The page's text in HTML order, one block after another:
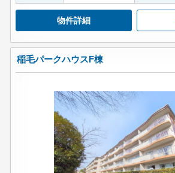
物件詳細
稲毛パークハウスF棟